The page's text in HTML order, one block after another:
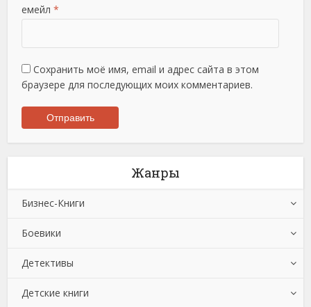
емейл *
Сохранить моё имя, email и адрес сайта в этом
браузере для последующих моих комментариев.
Жанры
Бизнес-Книги
Банковское дело
Бухучет, налогообложение, аудит
Делопроизводство
Боевики
Боевики: Прочее
Криминальные боевики
Детективы
Зарубежные детективы
Детские книги